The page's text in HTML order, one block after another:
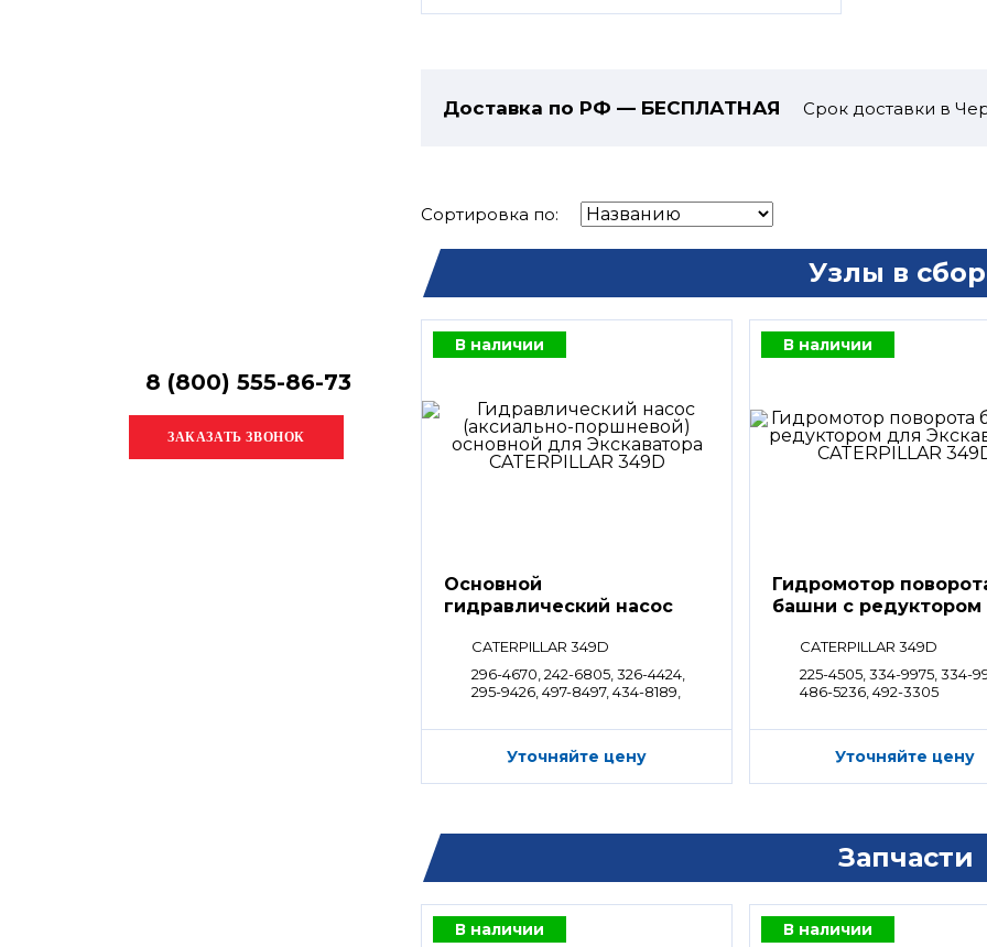
8 (800) 555-86-73
Доставка по РФ — БЕСПЛАТНАЯ Срок доставки в
Сортировка по:
Узлы в
В наличии
Основной
гидравлический насос
CATERPILLAR 349D
296-4670, 242-6805, 326-4424,
295-9426, 497-8497, 434-8189,
Уточняйте цену
В наличии
Гидромотор
башни с редуктором
CATERPILLAR 349D
225-4505, 334-9975, 334-
486-5236, 492-3305
Уточняйте цену
Запчасти
В наличии В наличии